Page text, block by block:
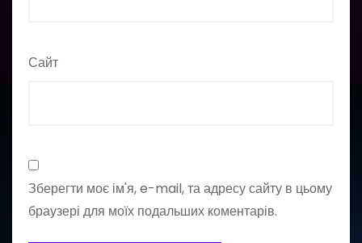
Сайт
Зберегти моє ім'я, e-mail, та адресу сайту в цьому
браузері для моїх подальших коментарів.